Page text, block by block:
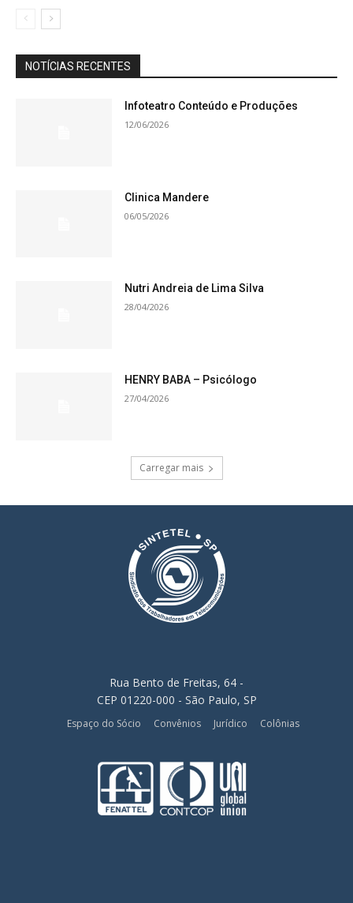
NOTÍCIAS RECENTES
Infoteatro Conteúdo e Produções
12/06/2026
Clinica Mandere
06/05/2026
Nutri Andreia de Lima Silva
28/04/2026
HENRY BABA – Psicólogo
27/04/2026
Carregar mais
Rua Bento de Freitas, 64 -
CEP 01220-000 - São Paulo, SP
Espaço do Sócio Convênios Jurídico Colônias